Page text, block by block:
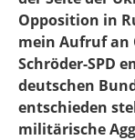
Opposition in
mein Aufruf an
Schröder-SPD
deutschen
entschieden
militärische